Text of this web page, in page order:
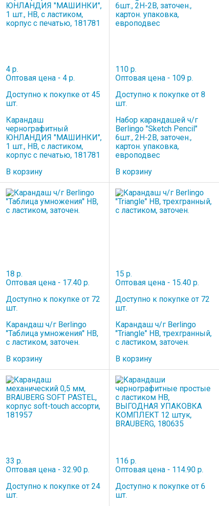
4 р.
Оптовая цена - 4 р.
Доступно к покупке от 45
шт.
Карандаш
чернографитный
ЮНЛАНДИЯ "МАШИНКИ",
1 шт., HB, с ластиком,
корпус с печатью, 181781
В корзину
110 р.
Оптовая цена - 109 р.
Доступно к покупке от 8
шт.
Набор карандашей ч/г
Berlingo "Sketch Pencil"
6шт., 2H-2B, заточен.,
картон. упаковка,
европодвес
В корзину
18 р.
Оптовая цена - 17.40 р.
Доступно к покупке от 72
шт.
Карандаш ч/г Berlingo
"Таблица умножения" HB,
c ластиком, заточен.
В корзину
15 р.
Оптовая цена - 15.40 р.
Доступно к покупке от 72
шт.
Карандаш ч/г Berlingo
"Triangle" HB, трехгранный,
c ластиком, заточен.
В корзину
33 р.
Оптовая цена - 32.90 р.
Доступно к покупке от 24
шт.
116 р.
Оптовая цена - 114.90 р.
Доступно к покупке от 6
шт.